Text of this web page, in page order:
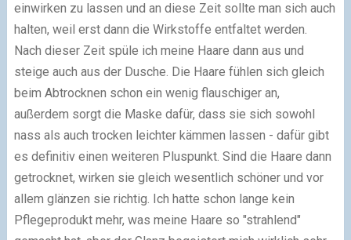
einwirken zu lassen und an diese Zeit sollte man sich auch
halten, weil erst dann die Wirkstoffe entfaltet werden.
Nach dieser Zeit spüle ich meine Haare dann aus und
steige auch aus der Dusche. Die Haare fühlen sich gleich
beim Abtrocknen schon ein wenig flauschiger an,
außerdem sorgt die Maske dafür, dass sie sich sowohl
nass als auch trocken leichter kämmen lassen - dafür gibt
es definitiv einen weiteren Pluspunkt. Sind die Haare dann
getrocknet, wirken sie gleich wesentlich schöner und vor
allem glänzen sie richtig. Ich hatte schon lange kein
Pflegeprodukt mehr, was meine Haare so "strahlend"